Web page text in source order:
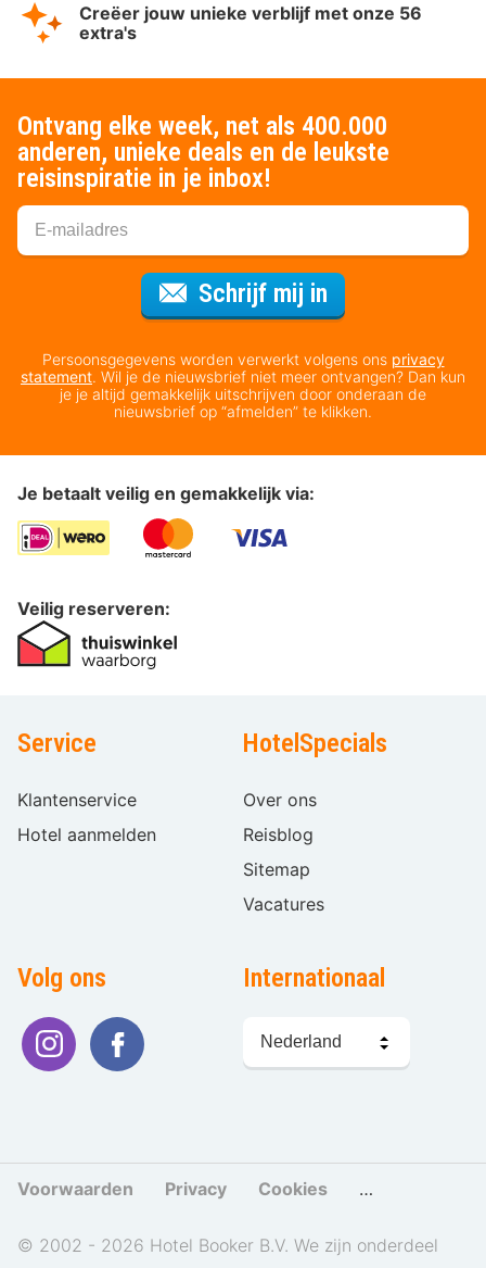
Creëer jouw unieke verblijf met onze 56
extra's
Ontvang elke week, net als 400.000
anderen, unieke deals en de leukste
reisinspiratie in je inbox!
Schrijf mij in
Persoonsgegevens worden verwerkt volgens ons privacy
statement. Wil je de nieuwsbrief niet meer ontvangen? Dan kun
je je altijd gemakkelijk uitschrijven door onderaan de
nieuwsbrief op “afmelden” te klikken.
Je betaalt veilig en gemakkelijk via:
Veilig reserveren:
Service
Klantenservice
Hotel aanmelden
HotelSpecials
Over ons
Reisblog
Sitemap
Vacatures
Volg ons Internationaal
kiezen
Voorwaarden Privacy Cookies Cookies
© 2002 - 2026 Hotel Booker B.V. We zijn onderdeel